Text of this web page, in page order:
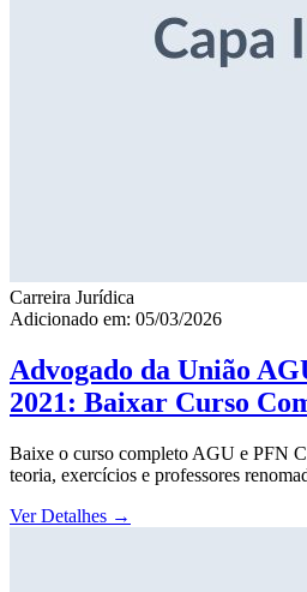
Carreira Jurídica
Adicionado em: 05/03/2026
Advogado da União
2021: Baixar Curso
Baixe o curso completo AGU e PFN
teoria, exercícios e professores
Ver Detalhes →